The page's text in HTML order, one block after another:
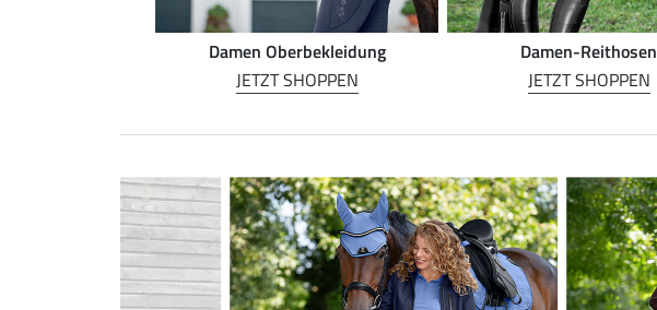
Damen Oberbekleidung
JETZT SHOPPEN
Damen-Reithosen
JETZT SHOPPEN